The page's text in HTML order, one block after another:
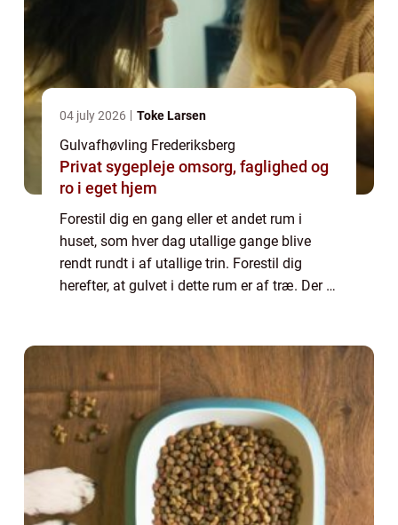
04 july 2026 Toke Larsen
Gulvafhøvling Frederiksberg
Privat sygepleje omsorg, faglighed og
ro i eget hjem
Forestil dig en gang eller et andet rum i
huset, som hver dag utallige gange blive
rendt rundt i af utallige trin. Forestil dig
herefter, at gulvet i dette rum er af træ. Der er